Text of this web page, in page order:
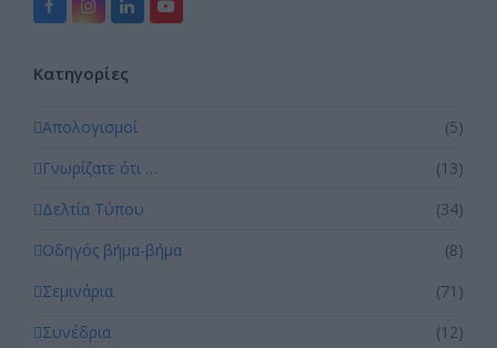
FacebookInstagram
LinkedInYouTube
Kατηγορίες
Απολογισμοί
(5)
Γνωρίζατε ότι …
(13)
Δελτία Τύπου
(34)
Οδηγός βήμα-βήμα
(8)
Σεμινάρια
(71)
Συνέδρια
(12)